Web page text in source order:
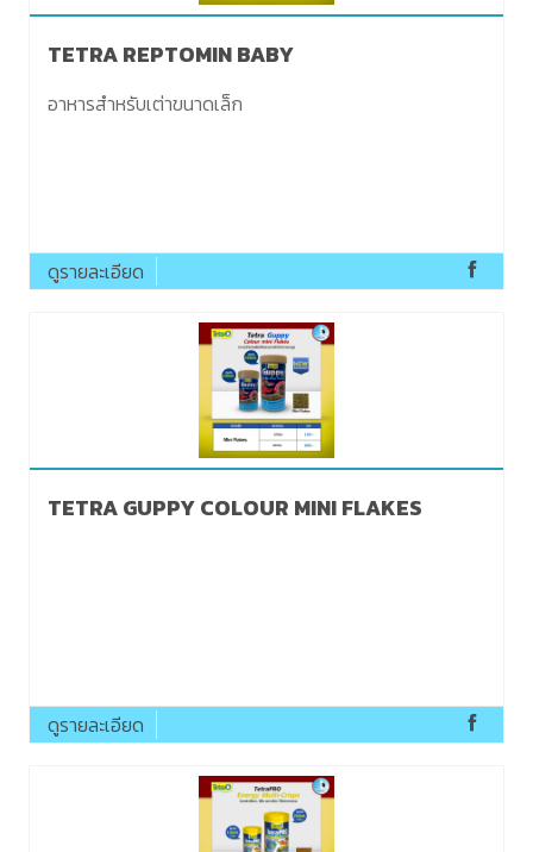
TETRA REPTOMIN BABY
อาหารสำหรับเต่าขนาดเล็ก
ดูรายละเอียด
TETRA GUPPY COLOUR MINI FLAKES
ดูรายละเอียด